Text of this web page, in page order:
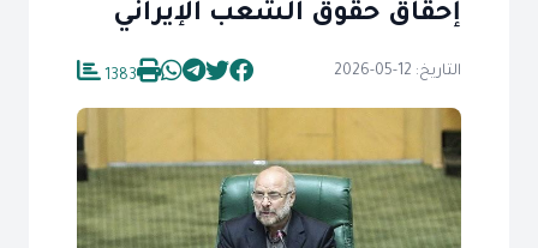
إحقاق حقوق الشعب الإيراني
التاريخ: 12-05-2026 1383